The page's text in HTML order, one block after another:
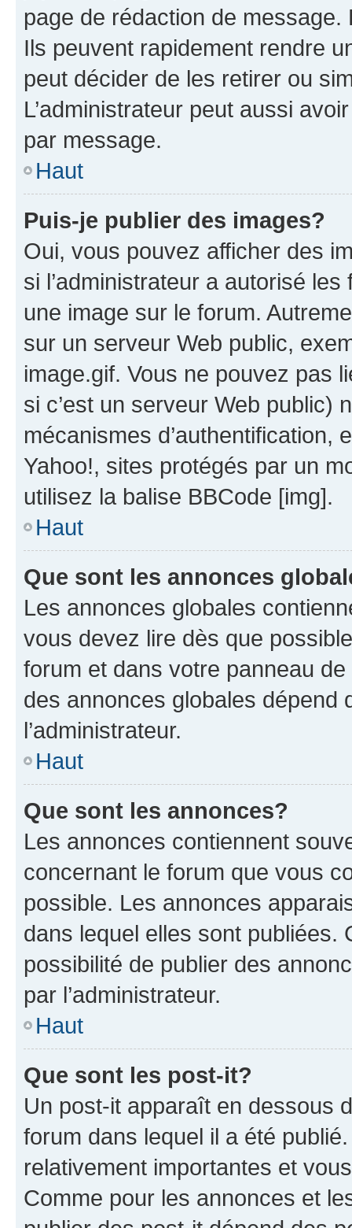
page de rédaction de
Ils peuvent rapidement rendre
peut décider de les retirer ou
L’administrateur peut aussi
par message.
Haut
Puis-je publier des images?
Oui, vous pouvez afficher des
si l’administrateur a autorisé
une image sur le forum.
sur un serveur Web public,
image.gif. Vous ne pouvez pas
si c’est un serveur Web public)
mécanismes d’authentification,
Yahoo!, sites protégés par un
utilisez la balise BBCode [img].
Haut
Que sont les annonces
Les annonces globales
vous devez lire dès que
forum et dans votre panneau
des annonces globales dépend
l’administrateur.
Haut
Que sont les annonces?
Les annonces contiennent
concernant le forum que vous
possible. Les annonces
dans lequel elles sont publiées.
possibilité de publier des
par l’administrateur.
Haut
Que sont les post-it?
Un post-it apparaît en dessous
forum dans lequel il a été
relativement importantes et
Comme pour les annonces et